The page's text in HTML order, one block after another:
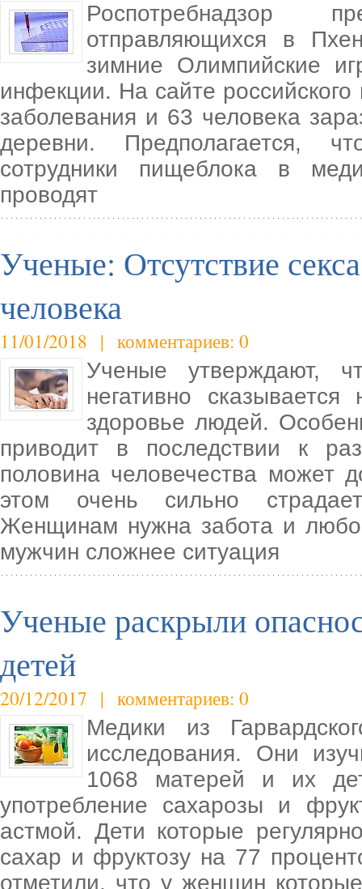
Роспотребнадзор
отправляющихся в
зимние Олимпийские
инфекции. На сайте
заболевания и 63 человека
деревни. Предполагается,
сотрудники пищеблока в
проводят
Ученые: Отсутствие
человека
11/01/2018 | комментариев: 0
Ученые утверждают,
негативно
здоровье людей.
приводит в последствии к
половина человечества может
этом очень сильно
Женщинам нужна забота и
мужчин сложнее ситуация
Ученые раскрыли
детей
20/12/2017 | комментариев: 0
Медики из
исследования. Они
1068 матерей и их
употребление сахарозы и
астмой. Дети которые
сахар и фруктозу на 77
отметили, что у женщин